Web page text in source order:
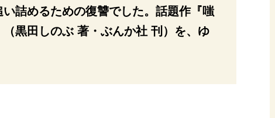
詰めるための復讐でした。話題作『嗤
黒田しのぶ 著・ぶんか社 刊）を、ゆ